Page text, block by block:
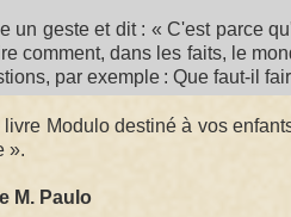
un geste et dit : « C'est parce
comment, dans les faits, le
par exemple : Que faut-il
Modulo destiné à vos
».
M. Paulo